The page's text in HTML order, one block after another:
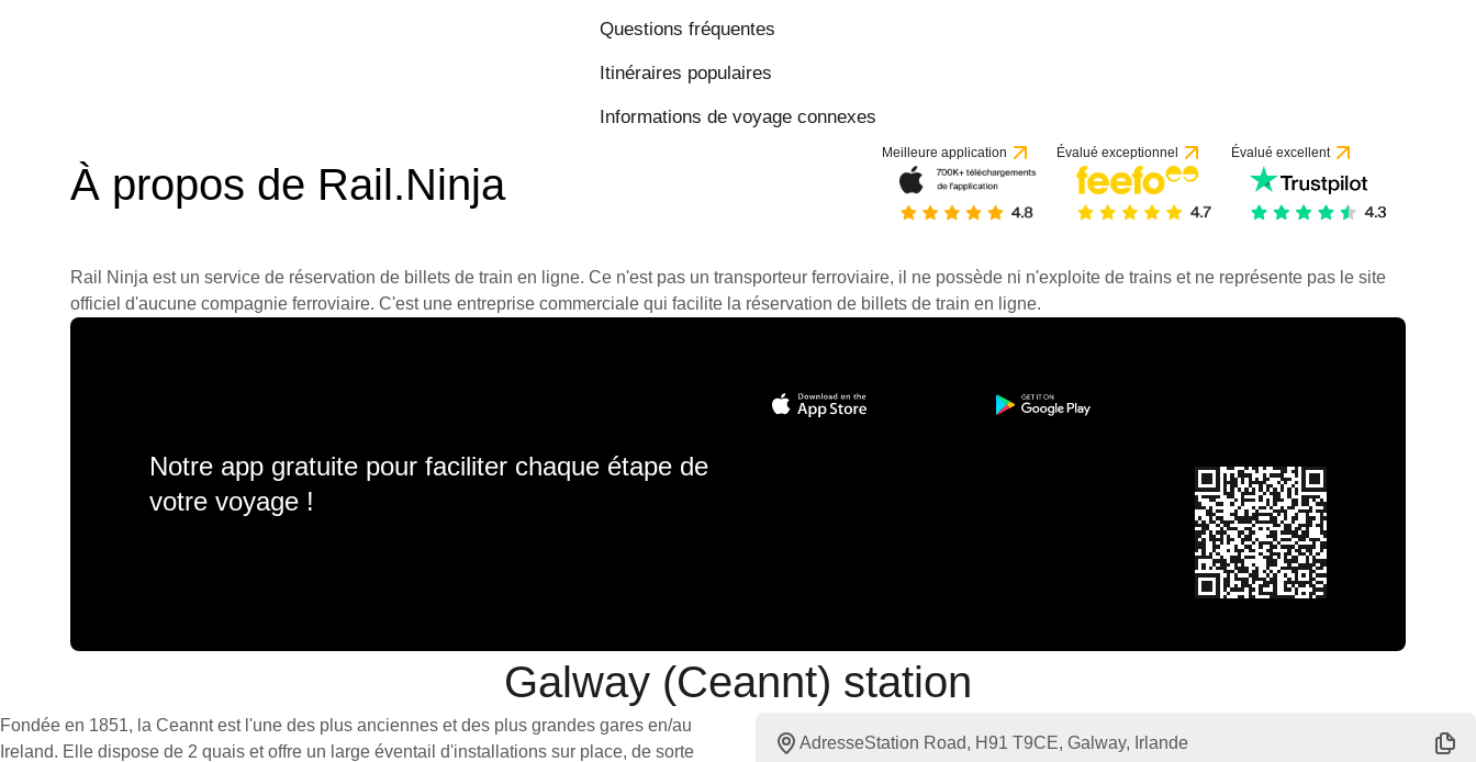
Questions fréquentes
Itinéraires populaires
Informations de voyage connexes
À propos de Rail.Ninja
Meilleure application Évalué exceptionnel Évalué excellent
Rail Ninja est un service de réservation de billets de train en ligne. Ce n'est pas un transporteur ferroviaire, il ne possède ni n'exploite de trains et ne représente pas le site
officiel d'aucune compagnie ferroviaire. C'est une entreprise commerciale qui facilite la réservation de billets de train en ligne.
Notre app gratuite pour faciliter chaque étape de
votre voyage !
Galway (Ceannt) station
Fondée en 1851, la Ceannt est l'une des plus anciennes et des plus grandes gares en/au
Ireland. Elle dispose de 2 quais et offre un large éventail d'installations sur place, de sorte
AdresseStation Road, H91 T9CE, Galway, Irlande